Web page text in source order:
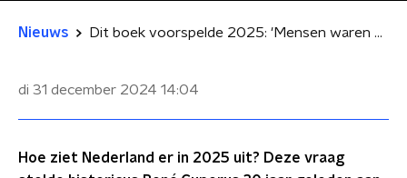
Nieuws Dit boek voorspelde 2025: 'Mensen waren niet optimistisch'
di 31 december 2024 14:04
Hoe ziet Nederland er in 2025 uit? Deze vraag